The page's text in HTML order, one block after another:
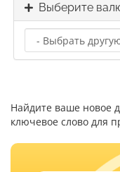
Выберите
Найдите ваше новое
ключевое слово для